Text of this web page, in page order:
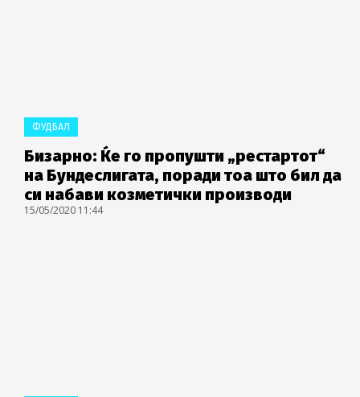
ФУДБАЛ
Бизарно: Ќе го пропушти „рестартот“
на Бундеслигата, поради тоа што бил да
си набави козметички производи
15/05/2020 11:44